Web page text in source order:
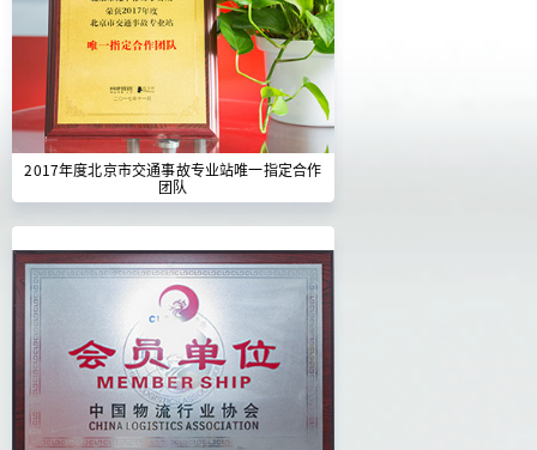
2017年度北京市交通事故专业站唯一指定合作
团队